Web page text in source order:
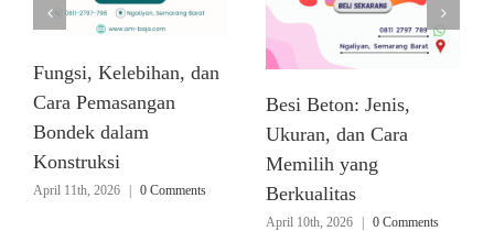
Fungsi, Kelebihan, dan
Cara Pemasangan
Bondek dalam
Konstruksi
April 11th, 2026 0 Comments
Besi Beton: Jenis,
Ukuran, dan Cara
Memilih yang
Berkualitas
April 10th, 2026 0 Comments